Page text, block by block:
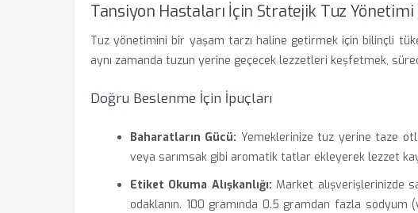
Tansiyon Hastaları İçin Stratejik Tuz Yönetimi
Tuz yönetimini bir yaşam tarzı haline getirmek için bilinçli
aynı zamanda tuzun yerine geçecek lezzetleri keşfetmek,
Doğru Beslenme İçin İpuçları
Baharatların Gücü: Yemeklerinize tuz yerine taze
veya sarımsak gibi aromatik tatlar ekleyerek lezzet
Etiket Okuma Alışkanlığı: Market alışverişlerinizde
odaklanın. 100 gramında 0.5 gramdan fazla